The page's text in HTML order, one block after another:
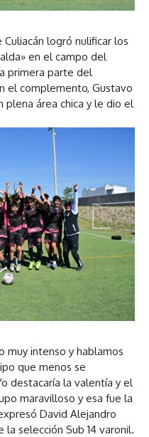
Culiacán logró nulificar los
en el campo del
primera parte del
el complemento, Gustavo
plena área chica y le dio el
muy intenso y hablamos
que menos se
destacaría la valentía y el
maravilloso y esa fue la
David Alejandro
selección Sub 14 varonil.